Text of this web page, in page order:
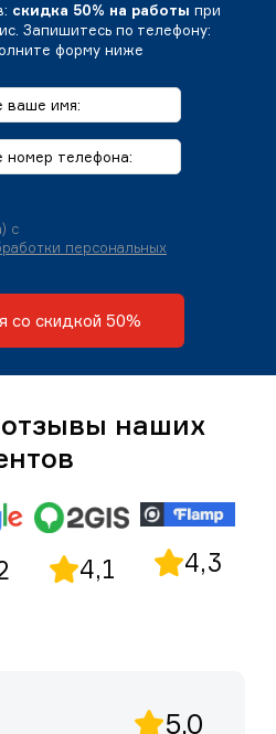
скидка 50% на работы при
Запишитесь по телефону:
форму ниже
с
персональных
со скидкой 50%
наших
4,1 4,3
5,0